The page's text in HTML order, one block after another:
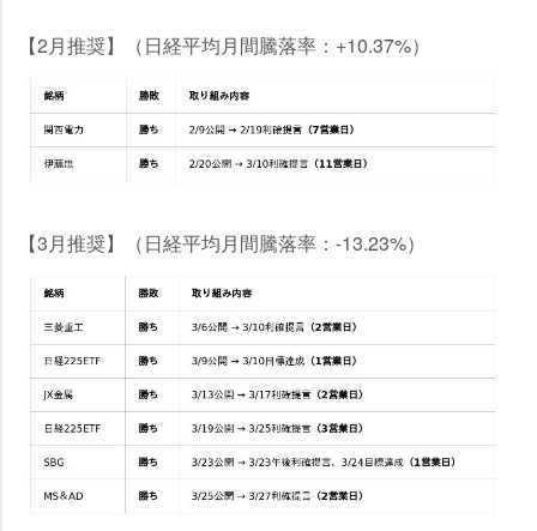
【2月推奨】（日経平均月間騰落率：+10.37%）
【3月推奨】（日経平均月間騰落率：-13.23%）